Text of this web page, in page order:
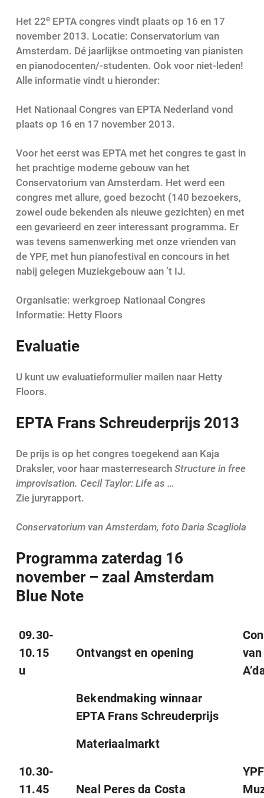
Het 22e EPTA congres vindt plaats op 16 en 17
november 2013. Locatie: Conservatorium van
Amsterdam. Dé jaarlijkse ontmoeting van pianisten
en pianodocenten/-studenten. Ook voor niet-leden!
Alle informatie vindt u hieronder:
Het Nationaal Congres van EPTA Nederland vond
plaats op 16 en 17 november 2013.
Voor het eerst was EPTA met het congres te gast in
het prachtige moderne gebouw van het
Conservatorium van Amsterdam. Het werd een
congres met allure, goed bezocht (140 bezoekers,
zowel oude bekenden als nieuwe gezichten) en met
een gevarieerd en zeer interessant programma. Er
was tevens samenwerking met onze vrienden van
de YPF, met hun pianofestival en concours in het
nabij gelegen Muziekgebouw aan ’t IJ.
Organisatie: werkgroep Nationaal Congres
Informatie: Hetty Floors
Evaluatie
U kunt uw evaluatieformulier mailen naar Hetty
Floors.
EPTA Frans Schreuderprijs 2013
De prijs is op het congres toegekend aan Kaja
Draksler, voor haar masterresearch Structure in free
improvisation. Cecil Taylor: Life as …
Zie juryrapport.
Conservatorium van Amsterdam, foto Daria Scagliola
Programma zaterdag 16
november – zaal Amsterdam
Blue Note
09.30-
10.15
u
Ontvangst en opening
van
Bekendmaking winnaar
EPTA Frans Schreuderprijs
Materiaalmarkt
10.30-
11.45
Neal Peres da Costa